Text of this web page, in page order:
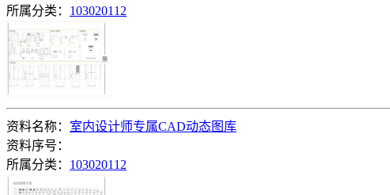
所属分类： 103020112
资料名称： 室内设计师专属CAD动态图库
资料序号：
所属分类： 103020112